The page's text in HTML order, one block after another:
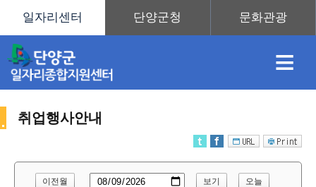
≡
취업행사안내
이전월 보기
오늘